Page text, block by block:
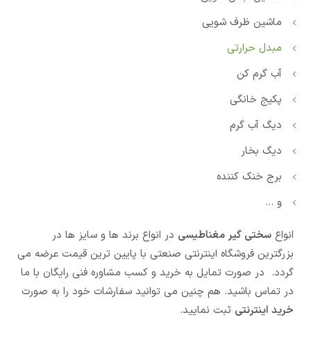
ماشین ظرف شویی
مبدل حرارتی
آب گرم کن
پکیج خانگی
دیگ آب گرم
دیگ بخار
برج خنک کننده
و …
انواع سختی گیر مغناطیسی در انواع برند ها و سایز ها در
بزرگترین فروشگاه اینترنتی صنعتی با پایین ترین قیمت عرضه می
گردد. در صورت تمایل به خرید و کسب مشاوره فنی رایگان با ما
در تماس باشید. هم چنین می توانید سفارشات خود را به صورت
خرید اینترنتی ثبت نمایید.